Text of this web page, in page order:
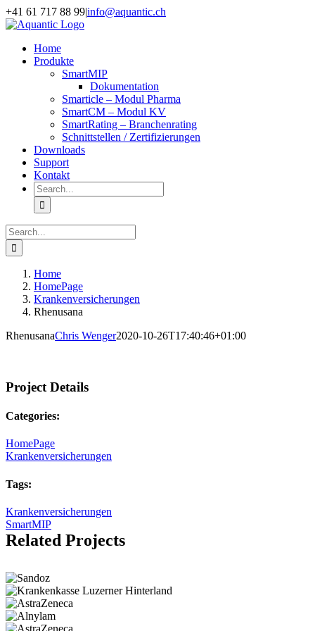
Skip
to
+41 61 717 88 99|info@aquantic.ch
Home
Produkte
SmartMIP
Dokumentation
Smarticle – Modul Pharma
SmartCM – Modul KV
SmartRating – Branchenrating
Schnittstellen / Zertifizierungen
Downloads
Support
Kontakt
Search
for:
Search
for:
Home
HomePage
Krankenversicherungen
Rhenusana
RhenusanaChris Wenger2020-10-26T17:40:46+01:00
Project Details
Categories:
HomePage
Krankenversicherungen
Tags:
Krankenversicherungen
SmartMIP
Related Projects